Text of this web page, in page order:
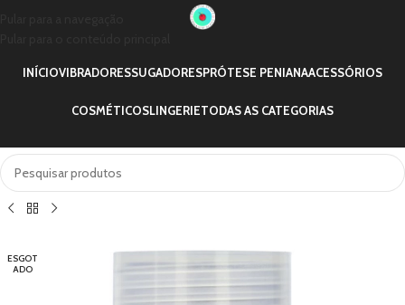
INÍCIOVIBRADORESSUGADORESPRÓTESE PENIANAACESSÓRIOS
COSMÉTICOSLINGERIETODAS AS CATEGORIAS
ESGOT
ADO